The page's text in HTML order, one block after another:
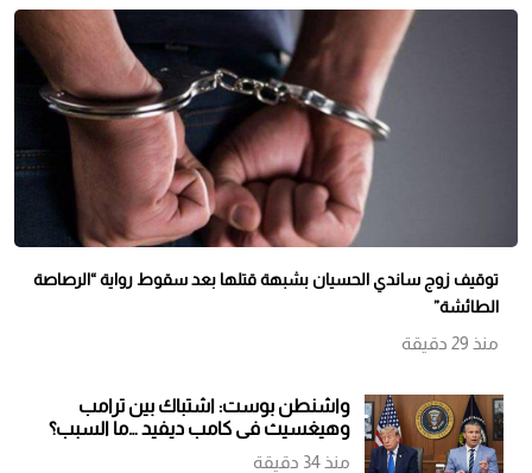
توقيف زوج ساندي الحسيان بشبهة قتلها بعد سقوط رواية “الرصاصة
الطائشة”
منذ 29 دقيقة
واشنطن بوست: اشتباك بين ترامب
وهيغسيث في كامب ديفيد …ما السبب؟
منذ 34 دقيقة